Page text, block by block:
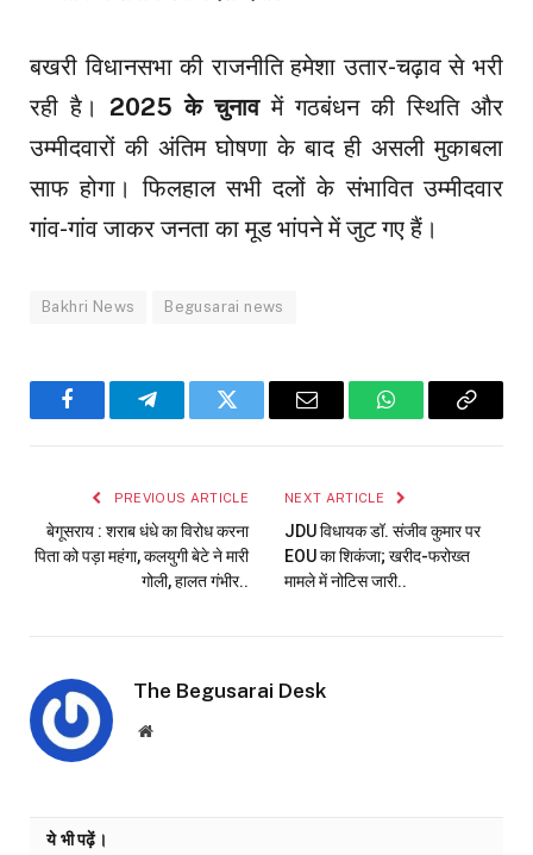
बखरी विधानसभा की राजनीति हमेशा उतार-चढ़ाव से भरी
रही है। 2025 के चुनावमें गठबंधन की स्थिति और
उम्मीदवारों की अंतिम घोषणा के बाद ही असली मुकाबला
साफ होगा। फिलहाल सभी दलों के संभावित उम्मीदवार
गांव-गांव जाकर जनता का मूड भांपने में जुट गए हैं।
Bakhri News Begusarai news
FacebookTelegramTwitter Email WhatsAppCopy
PREVIOUS ARTICLE
बेगूसराय : शराब धंधे का विरोध करना
पिता को पड़ा महंगा, कलयुगी बेटे ने मारी
गोली, हालत गंभीर..
NEXT ARTICLE
JDU विधायक डॉ. संजीव कुमार पर
EOU का शिकंजा; खरीद-फरोख्त
मामले में नोटिस जारी..
The Begusarai Desk
Website
ये भी पढ़ें।